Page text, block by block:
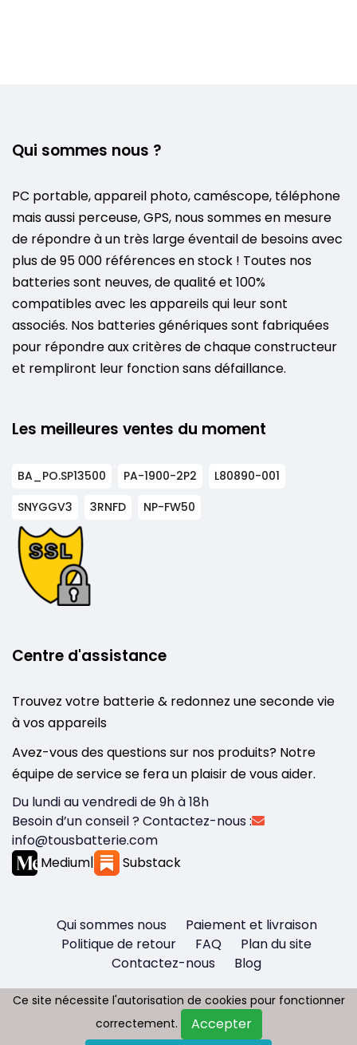
Qui sommes nous ?
PC portable, appareil photo, caméscope, téléphone
mais aussi perceuse, GPS, nous sommes en mesure
de répondre à un très large éventail de besoins avec
plus de 95 000 références en stock ! Toutes nos
batteries sont neuves, de qualité et 100%
compatibles avec les appareils qui leur sont
associés. Nos batteries génériques sont fabriquées
pour répondre aux critères de chaque constructeur
et rempliront leur fonction sans défaillance.
Les meilleures ventes du moment
BA_PO.SP13500 PA-1900-2P2
L80890-001
SNYGGV3
3RNFD NP-FW50
Centre d'assistance
Trouvez votre batterie & redonnez une seconde vie
à vos appareils
Avez-vous des questions sur nos produits? Notre
équipe de service se fera un plaisir de vous aider.
Du lundi au vendredi de 9h à 18h
Besoin d’un conseil ? Contactez-nous :
info@tousbatterie.com
Medium| Substack
Qui sommes nous
Paiement et livraison
Politique de retour
FAQ
Plan du site
Contactez-nous
Blog
Copyright © 2026 - Tous droit réservés
Ce site nécessite l'autorisation de cookies pour fonctionner
correctement.
Accepter
Ce site nécessite l'autorisation de cookies pour fonctionner
correctement.
Accepter